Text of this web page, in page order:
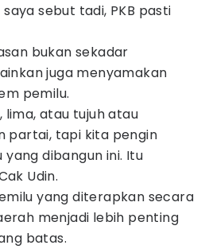
sebut tadi, PKB pasti
bukan sekadar
juga menyamakan
pemilu.
atau tujuh atau
partai, tapi kita pengin
dibangun ini. Itu
Udin.
yang diterapkan secara
menjadi lebih penting
batas.